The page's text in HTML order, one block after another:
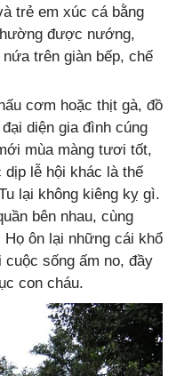
trẻ em xúc cá bằng
được nướng,
trên giàn bếp, chế
cơm hoặc thịt gà, đồ
diện gia đình cúng
mùa màng tươi tốt,
lễ hội khác là thế
lại không kiêng kỵ gì.
bên nhau, cùng
ôn lại những cái khổ
sống ấm no, đầy
con cháu.